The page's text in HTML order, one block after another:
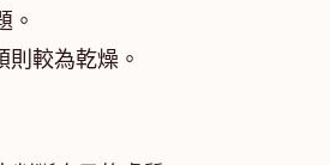
。
較為乾燥。